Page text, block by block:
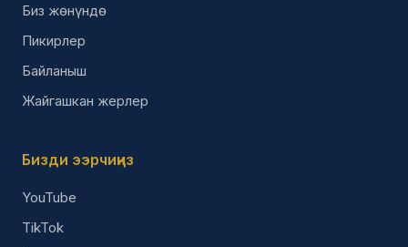
Биз жөнүндө
Пикирлер
Байланыш
Жайгашкан жерлер
Бизди ээрчиңиз
YouTube
TikTok